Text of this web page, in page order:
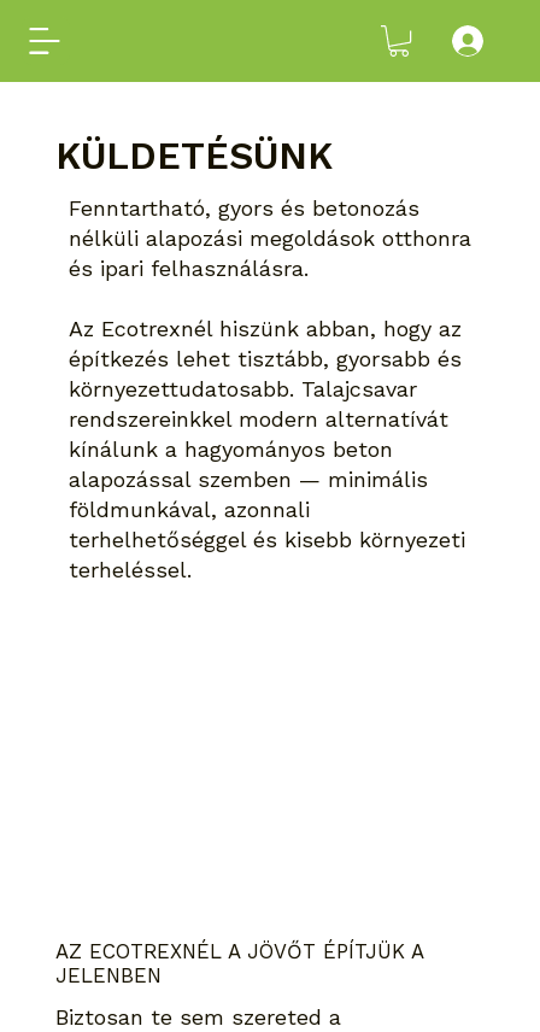
KÜLDETÉSÜNK
Fenntartható, gyors és betonozás
nélküli alapozási megoldások otthonra
és ipari felhasználásra.
Az Ecotrexnél hiszünk abban, hogy az
építkezés lehet tisztább, gyorsabb és
környezettudatosabb. Talajcsavar
rendszereinkkel modern alternatívát
kínálunk a hagyományos beton
alapozással szemben — minimális
földmunkával, azonnali
terhelhetőséggel és kisebb környezeti
terheléssel.
AZ ECOTREXNÉL A JÖVŐT ÉPÍTJÜK A
JELENBEN
Biztosan te sem szereted a